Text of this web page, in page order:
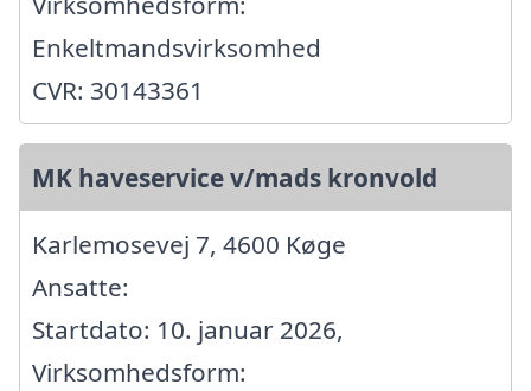
Enkeltmandsvirksomhed
CVR: 30143361
MK haveservice v/mads kronvold
Karlemosevej 7, 4600 Køge
Ansatte:
Startdato: 10. januar 2026,
Virksomhedsform: